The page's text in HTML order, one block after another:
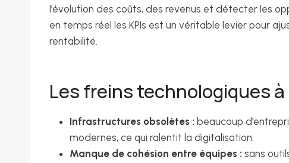
l’évolution des coûts, des revenus et détecter les
en temps réel les KPIs est un véritable levier pour
rentabilité.
Les freins technologiques
Infrastructures obsolètes : beaucoup
modernes, ce qui ralentit la digitalisation.
Manque de cohésion entre équipes : sans